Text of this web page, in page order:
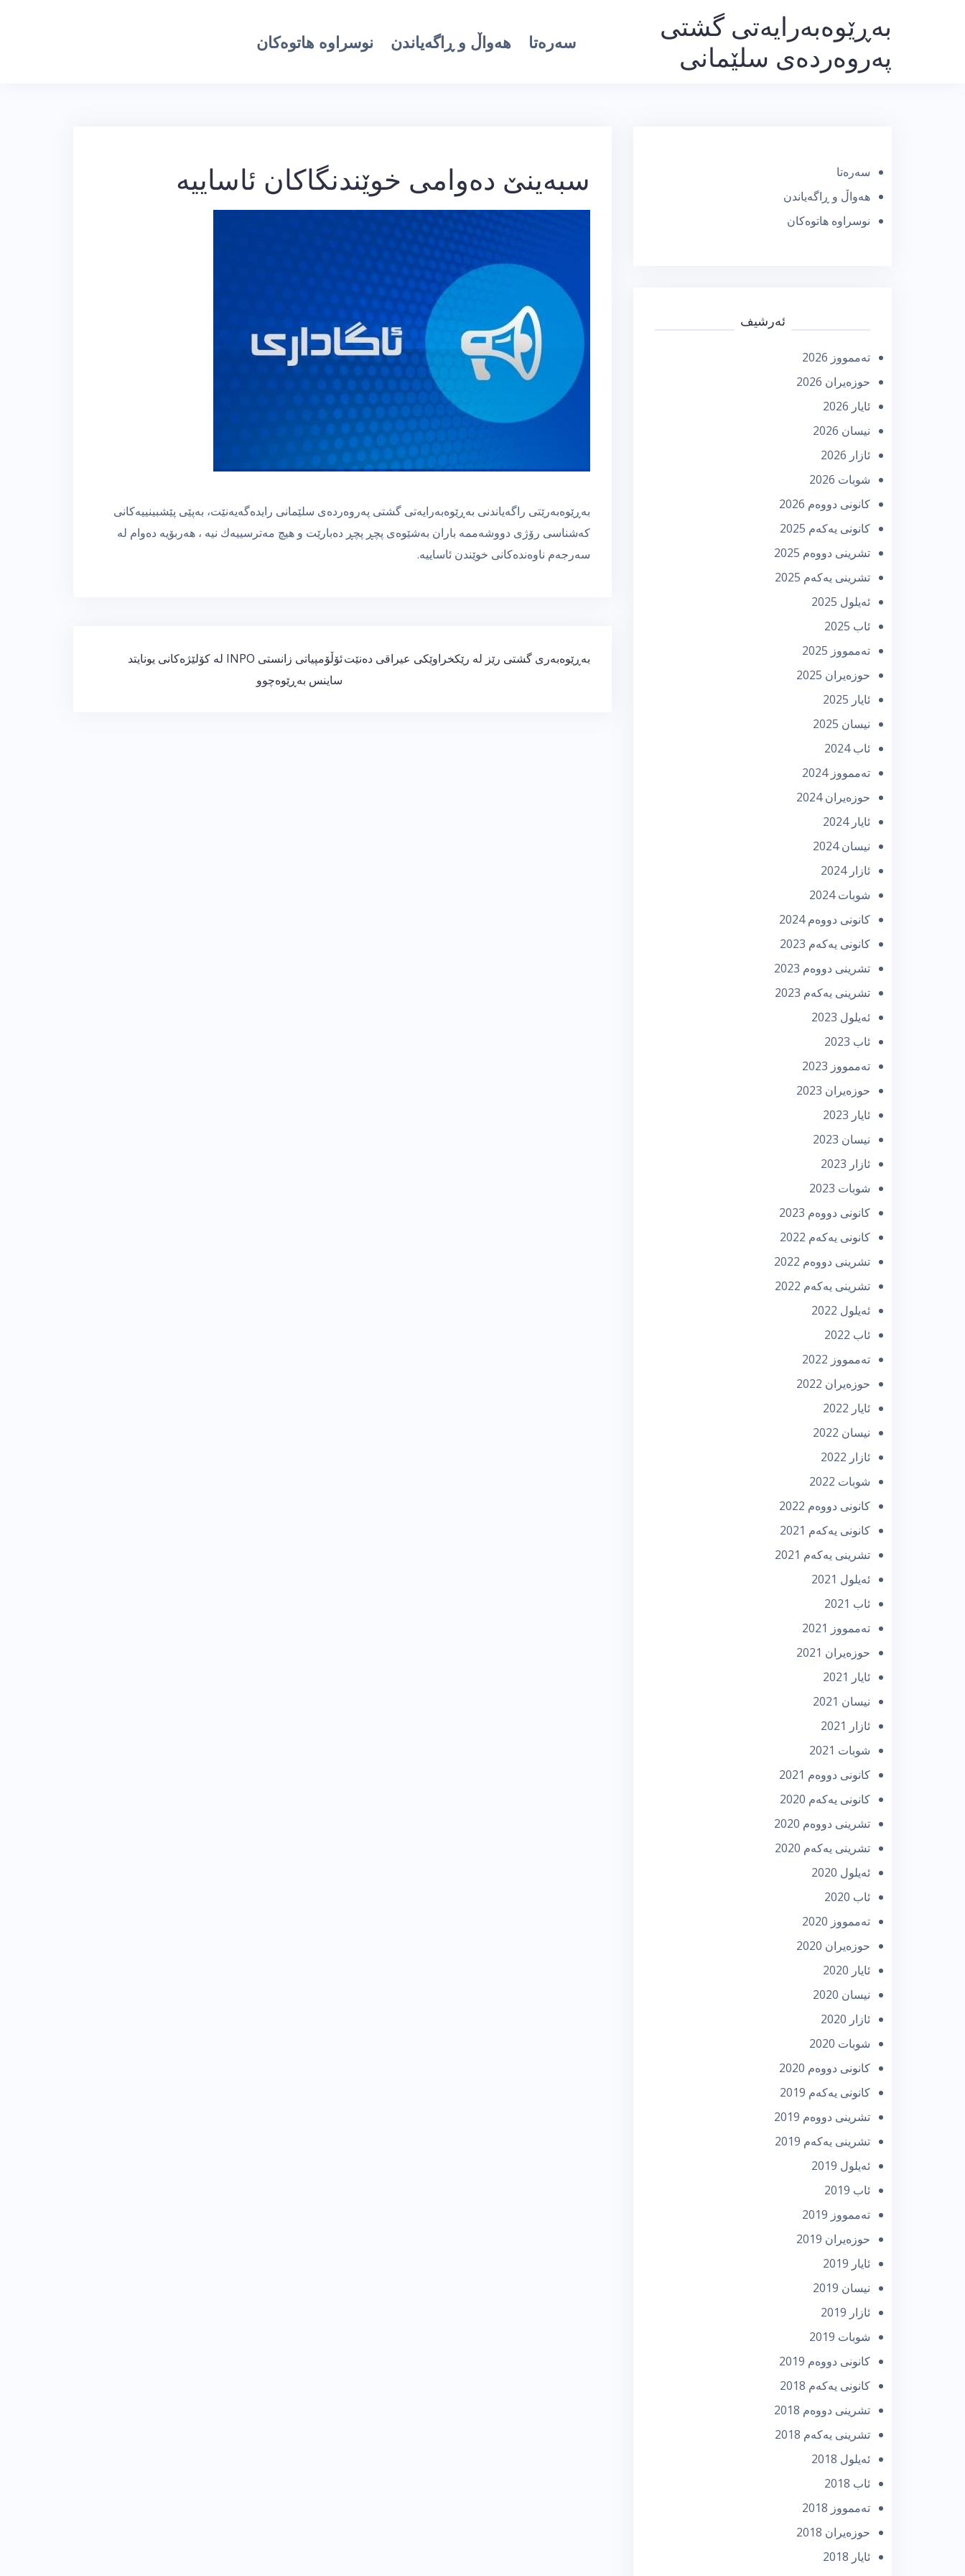
بەڕێوەبەرایەتی گشتی
پەروەردەی سلێمانی
سەرەتا هەواڵ و ڕاگەیاندن نوسراوە هاتوەکان
سبەینێ‌ دەوامی خوێندنگاكان ئاساییە
بەڕێوەبەرێتی راگەیاندنی بەڕێوەبەرایەتی گشتی پەروەردەی سلێمانی رایدەگەیەنێت، بەپێی پێشبینییەكانی
كەشناسی رۆژی دووشەممە باران بەشێوەی پچڕ پچڕ دەبارێت و هیچ مەترسییەك نیە ، هەربۆیە دەوام لە
سەرجەم ناوەندەكانی خوێندن ئاساییە.
ڕێدۆزیی
ئۆڵۆمپیاتی زانستی INPO لە كۆلێژەكانی یونایتد
ساینس بەڕێوەچوو
بەڕێوەبەری گشتی رێز لە رێكخراوێكی عیراقی دەنێت
سەرەتا
هەواڵ و ڕاگەیاندن
نوسراوە هاتوەکان
ئەرشیف
تەممووز 2026
حوزه‌یران 2026
ئایار 2026
نیسان 2026
ئازار 2026
شوبات 2026
كانونی دووه‌م 2026
كانونی یه‌كه‌م 2025
تشرینی دووه‌م 2025
تشرینی یه‌كه‌م 2025
ئه‌یلول 2025
ئاب 2025
تەممووز 2025
حوزه‌یران 2025
ئایار 2025
نیسان 2025
ئاب 2024
تەممووز 2024
حوزه‌یران 2024
ئایار 2024
نیسان 2024
ئازار 2024
شوبات 2024
كانونی دووه‌م 2024
كانونی یه‌كه‌م 2023
تشرینی دووه‌م 2023
تشرینی یه‌كه‌م 2023
ئه‌یلول 2023
ئاب 2023
تەممووز 2023
حوزه‌یران 2023
ئایار 2023
نیسان 2023
ئازار 2023
شوبات 2023
كانونی دووه‌م 2023
كانونی یه‌كه‌م 2022
تشرینی دووه‌م 2022
تشرینی یه‌كه‌م 2022
ئه‌یلول 2022
ئاب 2022
تەممووز 2022
حوزه‌یران 2022
ئایار 2022
نیسان 2022
ئازار 2022
شوبات 2022
كانونی دووه‌م 2022
كانونی یه‌كه‌م 2021
تشرینی یه‌كه‌م 2021
ئه‌یلول 2021
ئاب 2021
تەممووز 2021
حوزه‌یران 2021
ئایار 2021
نیسان 2021
ئازار 2021
شوبات 2021
كانونی دووه‌م 2021
كانونی یه‌كه‌م 2020
تشرینی دووه‌م 2020
تشرینی یه‌كه‌م 2020
ئه‌یلول 2020
ئاب 2020
تەممووز 2020
حوزه‌یران 2020
ئایار 2020
نیسان 2020
ئازار 2020
شوبات 2020
كانونی دووه‌م 2020
كانونی یه‌كه‌م 2019
تشرینی دووه‌م 2019
تشرینی یه‌كه‌م 2019
ئه‌یلول 2019
ئاب 2019
تەممووز 2019
حوزه‌یران 2019
ئایار 2019
نیسان 2019
ئازار 2019
شوبات 2019
كانونی دووه‌م 2019
كانونی یه‌كه‌م 2018
تشرینی دووه‌م 2018
تشرینی یه‌كه‌م 2018
ئه‌یلول 2018
ئاب 2018
تەممووز 2018
حوزه‌یران 2018
ئایار 2018